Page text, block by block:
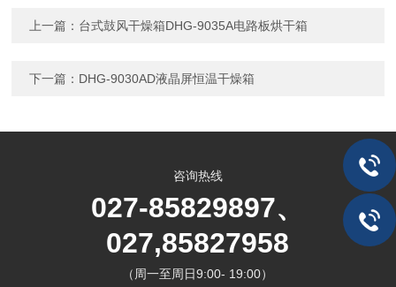
上一篇： 台式鼓风干燥箱DHG-9035A电路板烘干箱
下一篇： DHG-9030AD液晶屏恒温干燥箱
咨询热线
027-85829897、
027,85827958
（周一至周日9:00- 19:00）